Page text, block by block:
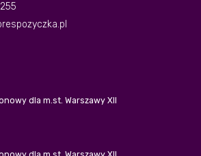
dla m.st. Warszawy XII